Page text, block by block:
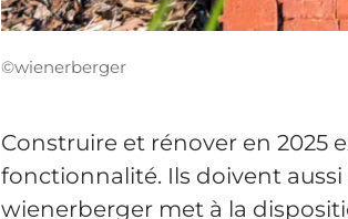
©wienerberger
Construire et rénover en 2025
fonctionnalité. Ils doivent
wienerberger met à la